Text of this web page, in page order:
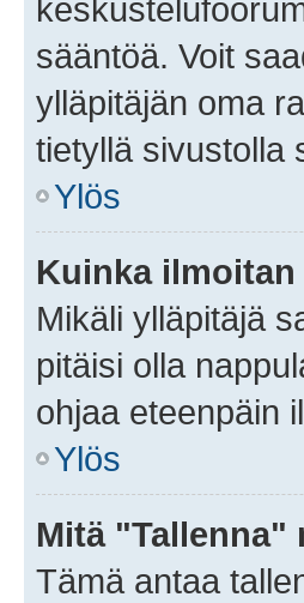
sääntöä. Voit
ylläpitäjän oma
tietyllä sivustolla
Ylös
Kuinka
Mikäli ylläpitäjä
pitäisi olla
ohjaa eteenpäin
Ylös
Mitä "Tallenna"
Tämä antaa